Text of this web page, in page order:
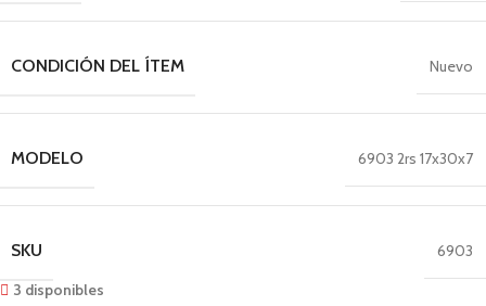
CONDICIÓN DEL ÍTEM Nuevo
MODELO 6903 2rs 17x30x7
SKU
6903
3 disponibles